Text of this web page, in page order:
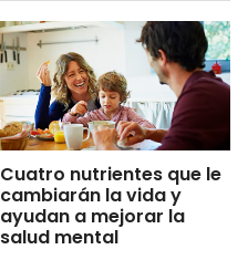
Cuatro nutrientes que le
cambiarán la vida y
ayudan a mejorar la
salud mental